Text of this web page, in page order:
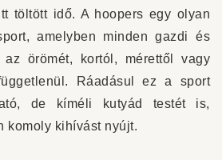
töltött idő. A hoopers egy olyan
amelyben minden gazdi és
az örömét, kortól, mérettől vagy
Ráadásul ez a sport
de kíméli kutyád testét is,
komoly kihívást nyújt.